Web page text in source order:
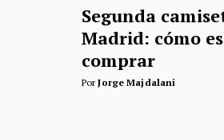
Segunda
Madrid: cómo
comprar
PorJorge Majdalani